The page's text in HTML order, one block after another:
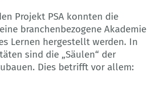
Projekt PSA konnten die
branchenbezogene Akademie
Lernen hergestellt werden. In
sind die „Säulen“ der
Dies betrifft vor allem: